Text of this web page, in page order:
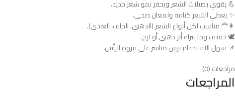
💪 يقوي بصيلات الشعر ويحفز نمو شعر جديد.
✨ يعطي الشعر كثافة ولمعان صحي.
👩‍🦰 مناسب لكل أنواع الشعر (الدهني، الجاف، العادي).
🕊️ خفيف وما يترك أثر دهني أو لزج.
📌 سهل الاستخدام برش مباشر على فروة الرأس.
مراجعات (0)
المراجعات